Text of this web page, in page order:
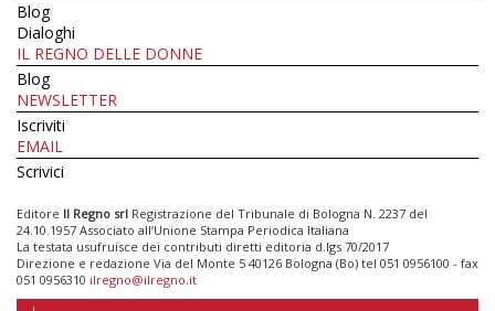
Blog
Dialoghi
IL REGNO DELLE DONNE
Blog
NEWSLETTER
Iscriviti
EMAIL
Scrivici
Editore Il Regno srl Registrazione del Tribunale di Bologna N. 2237 del
24.10.1957 Associato all’Unione Stampa Periodica Italiana
La testata usufruisce dei contributi diretti editoria d.lgs 70/2017
Direzione e redazione Via del Monte 5 40126 Bologna (Bo) tel 051 0956100 - fax
051 0956310 ilregno@ilregno.it